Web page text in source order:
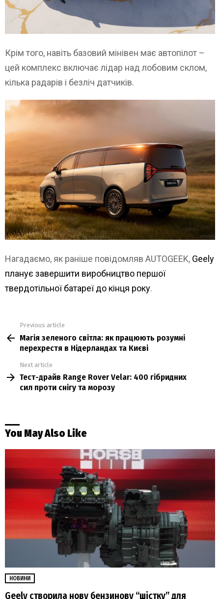
Крім того, навіть базовий мінівен має автопілот –
цей комплекс включає лідар над лобовим склом,
кілька радарів і безліч датчиків.
Нагадаємо, як раніше повідомляв AUTOGEEK, Geely
планує завершити виробництво першої
твердотільної батареї до кінця року.
more
Previous article
Магія зеленого світла: як працюють розумні
перехрестя в Нідерландах та Києві
Next article
Тест-драйв Range Rover Velar: 400 гібридних
сил проти снігу та морозу
You May Also Like
НОВИНИ
Geely створила нову бензинову “шістку” для